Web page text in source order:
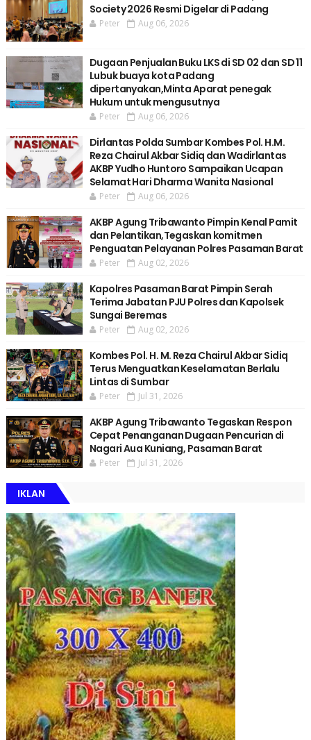
Society 2026 Resmi Digelar di Padang
Peter Aug 06, 2026
Dugaan Penjualan Buku LKS di SD 02 dan SD 11
Lubuk buaya kota Padang
dipertanyakan,Minta Aparat penegak
Hukum untuk mengusutnya
Peter Aug 06, 2026
Dirlantas Polda Sumbar Kombes Pol. H.M.
Reza Chairul Akbar Sidiq dan Wadirlantas
AKBP Yudho Huntoro Sampaikan Ucapan
Selamat Hari Dharma Wanita Nasional
Peter Aug 06, 2026
AKBP Agung Tribawanto Pimpin Kenal Pamit
dan Pelantikan,Tegaskan komitmen
Penguatan Pelayanan Polres Pasaman Barat
Peter Aug 02, 2026
Kapolres Pasaman Barat Pimpin Serah
Terima Jabatan PJU Polres dan Kapolsek
Sungai Beremas
Peter Aug 02, 2026
Kombes Pol. H. M. Reza Chairul Akbar Sidiq
Terus Menguatkan Keselamatan Berlalu
Lintas di Sumbar
Peter Jul 31, 2026
AKBP Agung Tribawanto Tegaskan Respon
Cepat Penanganan Dugaan Pencurian di
Nagari Aua Kuniang, Pasaman Barat
Peter Jul 31, 2026
IKLAN